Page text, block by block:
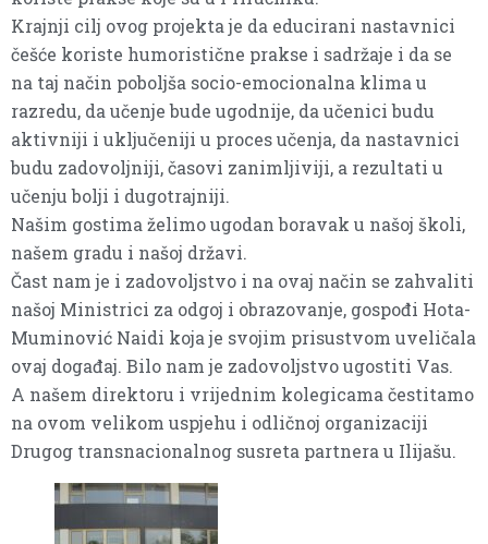
Krajnji cilj ovog projekta je da educirani nastavnici
češće koriste humoristične prakse i sadržaje i da se
na taj način poboljša socio-emocionalna klima u
razredu, da učenje bude ugodnije, da učenici budu
aktivniji i uključeniji u proces učenja, da nastavnici
budu zadovoljniji, časovi zanimljiviji, a rezultati u
učenju bolji i dugotrajniji.
Našim gostima želimo ugodan boravak u našoj školi,
našem gradu i našoj državi.
Čast nam je i zadovoljstvo i na ovaj način se zahvaliti
našoj Ministrici za odgoj i obrazovanje, gospođi Hota-
Muminović Naidi koja je svojim prisustvom uveličala
ovaj događaj. Bilo nam je zadovoljstvo ugostiti Vas.
A našem direktoru i vrijednim kolegicama čestitamo
na ovom velikom uspjehu i odličnoj organizaciji
Drugog transnacionalnog susreta partnera u Ilijašu.